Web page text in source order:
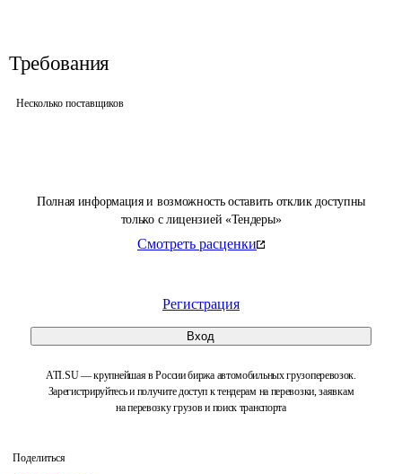
Полная информация и возможность оставить отклик доступны
только с лицензией «Тендеры»
Смотреть расценки
Регистрация
Вход
ATI.SU — крупнейшая в России биржа автомобильных грузоперевозок.
Зарегистрируйтесь и получите доступ к тендерам на перевозки, заявкам
на перевозку грузов и поиск транспорта
Поделиться
Требования
Несколько поставщиков